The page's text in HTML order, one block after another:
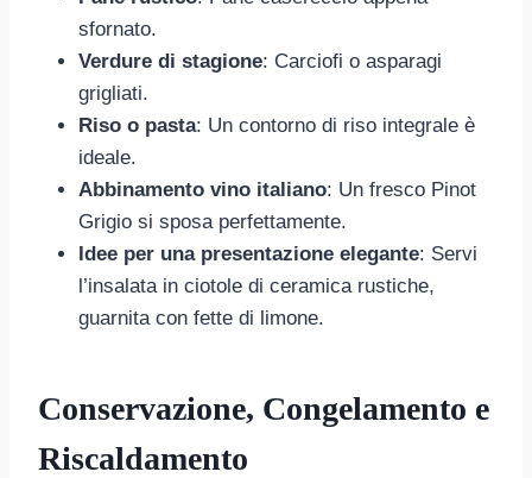
sfornato.
Verdure di stagione: Carciofi o asparagi
grigliati.
Riso o pasta: Un contorno di riso integrale è
ideale.
Abbinamento vino italiano: Un fresco Pinot
Grigio si sposa perfettamente.
Idee per una presentazione elegante: Servi
l’insalata in ciotole di ceramica rustiche,
guarnita con fette di limone.
Conservazione, Congelamento e
Riscaldamento